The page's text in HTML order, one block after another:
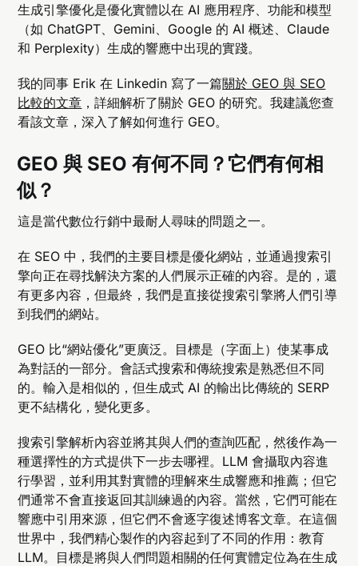
生成引擎優化是優化實體以在 AI 應用程序、功能和模型
（如 ChatGPT、Gemini、Google 的 AI 概述、Claude
和 Perplexity）生成的響應中出現的實踐。
我的同事 Erik 在 Linkedin 寫了一篇關於 GEO 與 SEO
比較的文章 ，詳細解析了關於 GEO 的研究。我建議您查
看該文章，深入了解如何進行 GEO。
GEO 與 SEO 有何不同？它們有何相
似？
這是當代數位行銷中最耐人尋味的問題之一。
在 SEO 中，我們的主要目標是優化網站，並通過搜索引
擎向正在尋找解決方案的人們展示正確的內容。是的，還
有更多內容，但最終，我們是直接從搜索引擎將人們引導
到我們的網站。
GEO 比“網站優化”更廣泛。目標是（字面上）使某事成
為對話的一部分。會話式搜索和傳統搜索是熟悉但不同
的。輸入是相似的，但生成式 AI 的輸出比傳統的 SERP
更不結構化，變化更多。
搜索引擎解析內容並將其與人們的查詢匹配，然後作為一
種選擇性的方式提供下一步去哪裡。LLM 會攝取內容進
行學習，並利用其對實體的理解來生成響應和推薦；但它
們通常不會直接返回其訓練過的內容。當然，它們可能在
響應中引用來源，但它們不會逐字復述博客文章。在這個
世界中，我們精心製作的內容起到了不同的作用：教育
LLM。目標是將與人們問題相關的任何實體定位為在生成